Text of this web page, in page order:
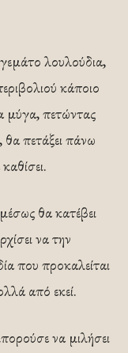
γεμάτο λουλούδια,
κάποιο
μύγα, πετώντας
πετάξει πάνω
θα κατέβει
να την
που προκαλείται
από εκεί.
να μιλήσει